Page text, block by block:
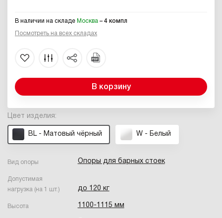
Цвет изделия:
BL - Матовый чёрный W - Белый
Вид опоры Опоры для барных стоек
Допустимая
нагрузка (на 1 шт.)
до 120 кг
Высота 1100-1115 мм
В наличии на складе Москва – 4 компл
Посмотреть на всех складах
В корзину